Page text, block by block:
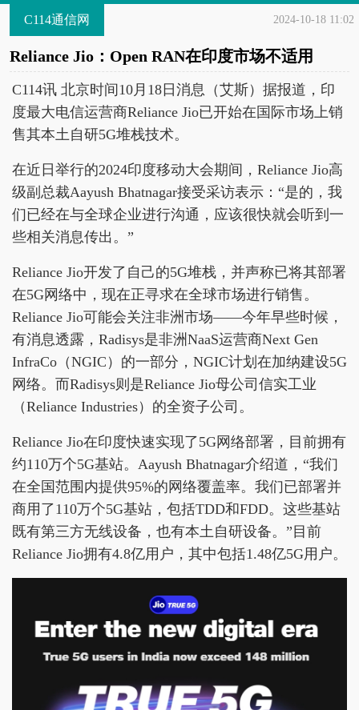
C114通信网 2024-10-18 11:02
Reliance Jio：Open RAN在印度市场不适用
C114讯 北京时间10月18日消息（艾斯）据报道，印
度最大电信运营商Reliance Jio已开始在国际市场上销
售其本土自研5G堆栈技术。
在近日举行的2024印度移动大会期间，Reliance Jio高
级副总裁Aayush Bhatnagar接受采访表示：“是的，我
们已经在与全球企业进行沟通，应该很快就会听到一
些相关消息传出。”
Reliance Jio开发了自己的5G堆栈，并声称已将其部署
在5G网络中，现在正寻求在全球市场进行销售。
Reliance Jio可能会关注非洲市场——今年早些时候，
有消息透露，Radisys是非洲NaaS运营商Next Gen
InfraCo（NGIC）的一部分，NGIC计划在加纳建设5G
网络。而Radisys则是Reliance Jio母公司信实工业
（Reliance Industries）的全资子公司。
Reliance Jio在印度快速实现了5G网络部署，目前拥有
约110万个5G基站。Aayush Bhatnagar介绍道，“我们
在全国范围内提供95%的网络覆盖率。我们已部署并
商用了110万个5G基站，包括TDD和FDD。这些基站
既有第三方无线设备，也有本土自研设备。”目前
Reliance Jio拥有4.8亿用户，其中包括1.48亿5G用户。